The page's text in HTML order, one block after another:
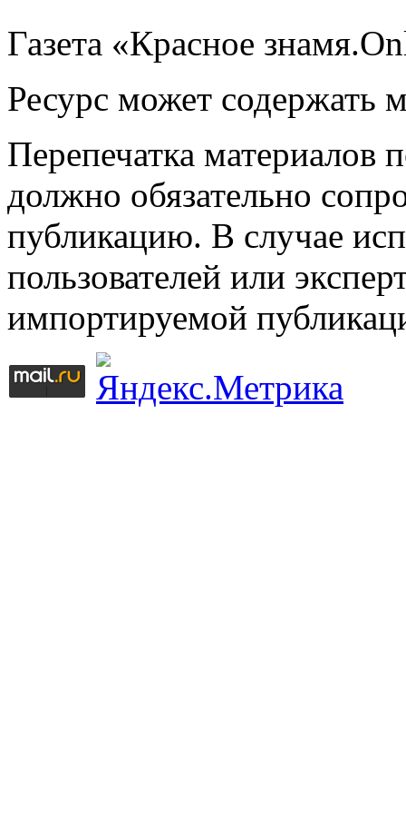
Газета «Красное
Ресурс может содержать
Перепечатка материалов
должно обязательно
публикацию. В случае
пользователей или
импортируемой